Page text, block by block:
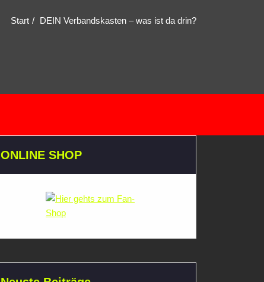
Start DEIN Verbandskasten – was ist da drin?
ONLINE SHOP